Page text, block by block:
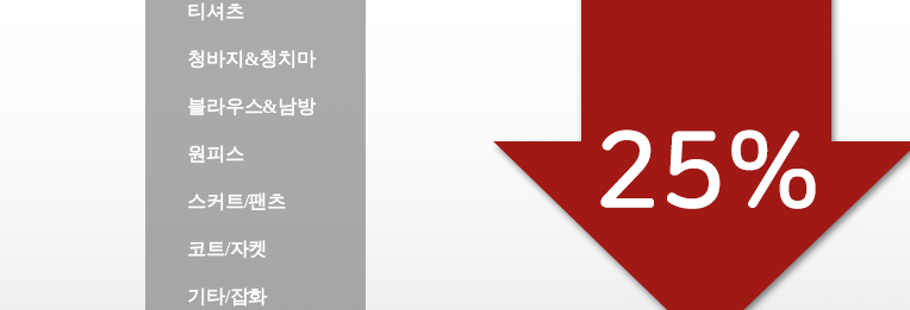
티셔츠
청바지&청치마
블라우스&남방
원피스
스커트/팬츠
코트/자켓
기타/잡화